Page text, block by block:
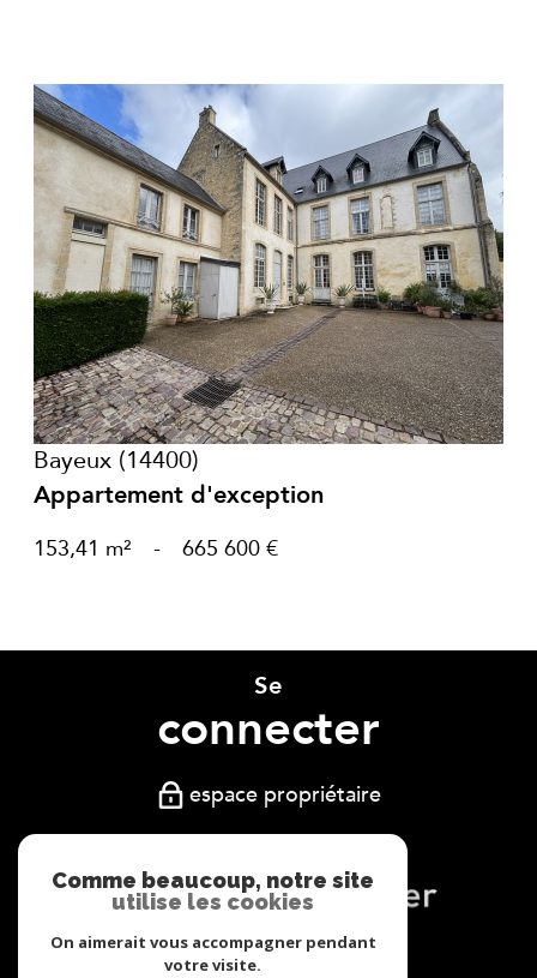
voir le bien
Bayeux (14400)
Appartement d'exception
153,41 m² - 665 600 €
Se
connecter
espace propriétaire
Nous
Comme beaucoup, notre site
utilise les cookies
On aimerait vous accompagner pendant
votre visite.